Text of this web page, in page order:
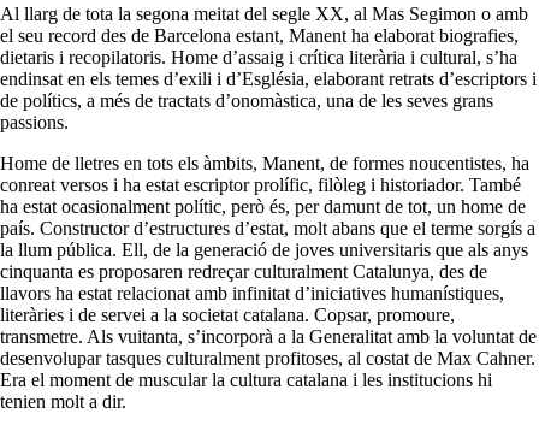
Al llarg de tota la segona meitat del segle XX, al Mas Segimon o amb
el seu record des de Barcelona estant, Manent ha elaborat biografies,
dietaris i recopilatoris. Home d’assaig i crítica literària i cultural, s’ha
endinsat en els temes d’exili i d’Església, elaborant retrats d’escriptors i
de polítics, a més de tractats d’onomàstica, una de les seves grans
passions.
Home de lletres en tots els àmbits, Manent, de formes noucentistes, ha
conreat versos i ha estat escriptor prolífic, filòleg i historiador. També
ha estat ocasionalment polític, però és, per damunt de tot, un home de
país. Constructor d’estructures d’estat, molt abans que el terme sorgís a
la llum pública. Ell, de la generació de joves universitaris que als anys
cinquanta es proposaren redreçar culturalment Catalunya, des de
llavors ha estat relacionat amb infinitat d’iniciatives humanístiques,
literàries i de servei a la societat catalana. Copsar, promoure,
transmetre. Als vuitanta, s’incorporà a la Generalitat amb la voluntat de
desenvolupar tasques culturalment profitoses, al costat de Max Cahner.
Era el moment de muscular la cultura catalana i les institucions hi
tenien molt a dir.